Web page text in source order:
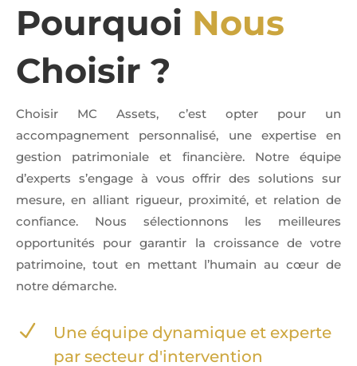
Pourquoi Nous
Choisir ?
Choisir MC Assets, c’est opter pour un
accompagnement personnalisé, une expertise en
gestion patrimoniale et financière. Notre équipe
d’experts s’engage à vous offrir des solutions sur
mesure, en alliant rigueur, proximité, et relation de
confiance. Nous sélectionnons les meilleures
opportunités pour garantir la croissance de votre
patrimoine, tout en mettant l’humain au cœur de
notre démarche.
N
Une équipe dynamique et experte
par secteur d'intervention